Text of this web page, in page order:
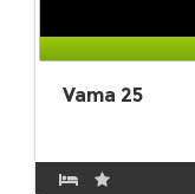
Vama 25